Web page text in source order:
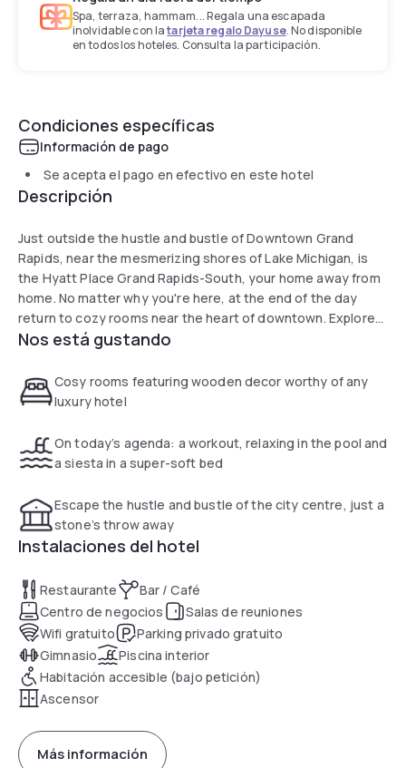
Spa, terraza, hammam... Regala una escapada
inolvidable con latarjeta regalo Dayuse. No disponible
en todos los hoteles. Consulta la participación.
Condiciones específicas
Información de pago
Se acepta el pago en efectivo en este hotel
Descripción
Just outside the hustle and bustle of Downtown Grand
Rapids, near the mesmerizing shores of Lake Michigan, is
the Hyatt Place Grand Rapids-South, your home away from
home. No matter why you're here, at the end of the day
return to cozy rooms near the heart of downtown. Explore
Grand Rapid’s museums, art centers and live music, head
evening of exciting fun at Gun Lake Casino.
Nos está gustando
Cosy rooms featuring wooden decor worthy of any
luxury hotel
On today’s agenda: a workout, relaxing in the pool and
a siesta in a super-soft bed
Escape the hustle and bustle of the city centre, just a
stone’s throw away
Instalaciones del hotel
Restaurante
Bar / Café
Centro de negocios
Salas de reuniones
Wifi gratuito
Parking privado gratuito
Gimnasio
Piscina interior
Habitación accesible (bajo petición)
Ascensor
Más información